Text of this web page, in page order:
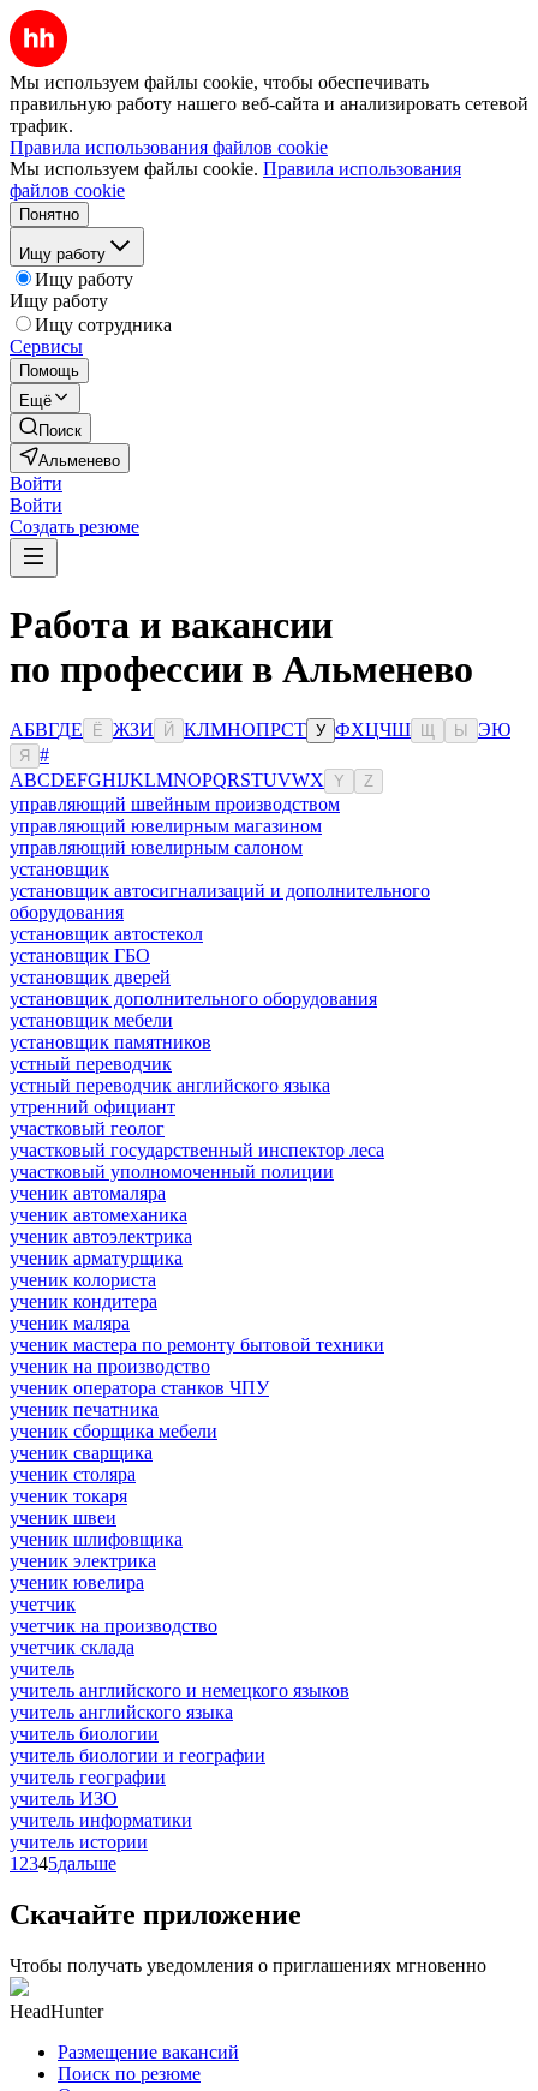
Мы используем файлы cookie, чтобы обеспечивать
правильную работу нашего веб-сайта и анализировать сетевой
трафик.
Правила использования файлов cookie
Мы используем файлы cookie. Правила использования
файлов cookie
Понятно
Ищу работу
Ищу работу
Ищу работу
Ищу сотрудника
Сервисы
Помощь
Ещё
Поиск
Альменево
Войти
Войти
Создать резюме
Работа и вакансии
по профессии в Альменево
АБВГДЕ Ё ЖЗИ Й КЛМНОПРСТ У ФХЦЧШ Ы ЭЮ
Я
#
ABCDEFGHIJKLMNOPQRSTUVWX Y Z
управляющий швейным производством
управляющий ювелирным магазином
управляющий ювелирным салоном
установщик
установщик автосигнализаций и дополнительного
оборудования
установщик автостекол
установщик ГБО
установщик дверей
установщик дополнительного оборудования
установщик мебели
установщик памятников
устный переводчик
устный переводчик английского языка
утренний официант
участковый геолог
участковый государственный инспектор леса
участковый уполномоченный полиции
ученик автомаляра
ученик автомеханика
ученик автоэлектрика
ученик арматурщика
ученик колориста
ученик кондитера
ученик маляра
ученик мастера по ремонту бытовой техники
ученик на производство
ученик оператора станков ЧПУ
ученик печатника
ученик сборщика мебели
ученик сварщика
ученик столяра
ученик токаря
ученик швеи
ученик шлифовщика
ученик электрика
ученик ювелира
учетчик
учетчик на производство
учетчик склада
учитель
учитель английского и немецкого языков
учитель английского языка
учитель биологии
учитель биологии и географии
учитель географии
учитель ИЗО
учитель информатики
учитель истории
1 2345дальше
Скачайте приложение
Чтобы получать уведомления о приглашениях мгновенно
HeadHunter
Размещение вакансий
Поиск по резюме